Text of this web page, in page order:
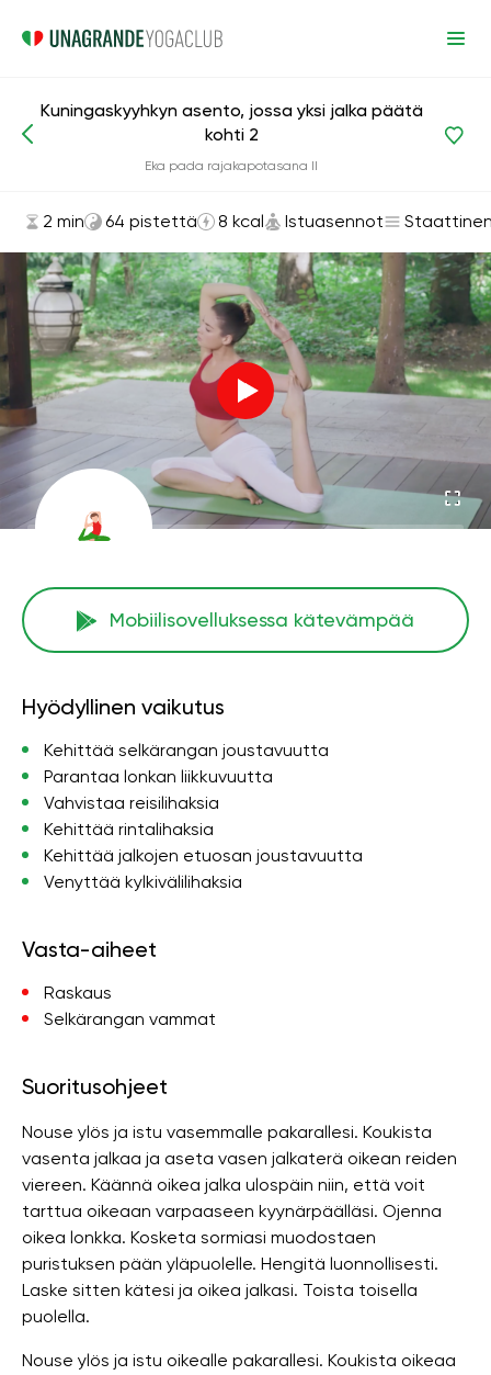
Asanat ja harjoitukset Istuasennot
Kuningaskyyhkyn asento, jossa yksi jalka päätä
kohti 2
Eka pada rajakapotasana II
2 min 64 pistettä 8 kcal Istuasennot
Mobiilisovelluksessa kätevämpää
Hyödyllinen vaikutus
Kehittää selkärangan joustavuutta
Parantaa lonkan liikkuvuutta
Vahvistaa reisilihaksia
Kehittää rintalihaksia
Kehittää jalkojen etuosan joustavuutta
Venyttää kylkivälilihaksia
Vasta-aiheet
Raskaus
Selkärangan vammat
Suoritusohjeet
Nouse ylös ja istu vasemmalle pakarallesi. Koukista
vasenta jalkaa ja aseta vasen jalkaterä oikean reiden
viereen. Käännä oikea jalka ulospäin niin, että voit
tarttua oikeaan varpaaseen kyynärpäälläsi. Ojenna
oikea lonkka. Kosketa sormiasi muodostaen
puristuksen pään yläpuolelle. Hengitä luonnollisesti.
Laske sitten kätesi ja oikea jalkasi. Toista toisella
puolella.
Nouse ylös ja istu oikealle pakarallesi. Koukista oikeaa